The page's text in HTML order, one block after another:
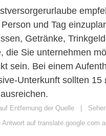
und Tag
Getränke,
die Sie unternehmen
sein. Bei einem
Unterkunft sollten 15
Entfernung der Quelle |
Antwort auf translate.google.com